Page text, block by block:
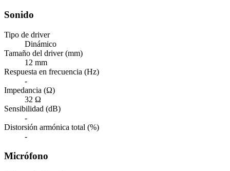
Sonido
Tipo de driver
Dinámico
Tamaño del driver (mm)
12 mm
Respuesta en frecuencia (Hz)
-
Impedancia (Ω)
32 Ω
Sensibilidad (dB)
-
Distorsión armónica total (%)
-
Micrófono